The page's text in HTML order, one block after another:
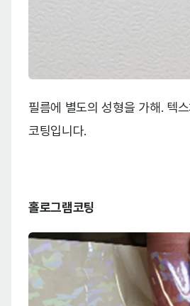
필름에 별도의 성형을 가해. 텍
코팅입니다.
홀로그램코팅